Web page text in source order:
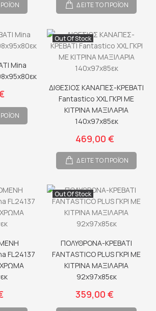
ΔΕΙΤΕ ΤΟ ΠΡΟΪΟΝ
Mina
Out Of Stock
ΔΙΘΕΣΙΟΣ ΚΑΝΑΠΕΣ-ΚΡΕΒΑΤΙ
Fantastico XXL ΓΚΡΙ ΜΕ
ΚΙΤΡΙΝΑ ΜΑΞΙΛΑΡΙΑ
140x97x85εκ
469,00 €
ΔΕΙΤΕ ΤΟ ΠΡΟΪΟΝ
FL24137
ΧΡΩΜΑ
Out Of Stock
ΠΟΛΥΘΡΟΝΑ-ΚΡΕΒΑΤΙ
FANTASTICO PLUS ΓΚΡΙ ΜΕ
ΚΙΤΡΙΝΑ ΜΑΞΙΛΑΡΙΑ
92x97x85εκ
359,00 €